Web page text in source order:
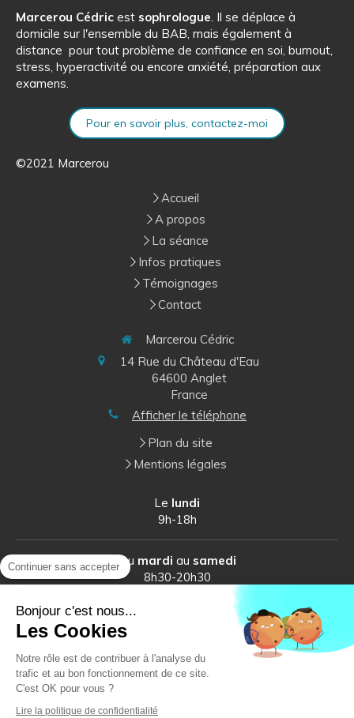
Marcerou Cédric est sophrologue. Il se déplace à
domicile sur l'ensemble du BAB, mais également à
distance pour tout problème de confiance en soi, burnout,
stress, hyperactivité ou encore anxiété, préparation aux
examens.
Pour en savoir plus, contactez-moi
©2021 Marcerou
Accueil
A propos
La séance
Infos pratiques
Témoignages
Contact
Marcerou Cédric
14 Rue du Château d'Eau
64600 Anglet
France
Afficher le téléphone
Plan du site
Mentions légales
Le lundi
9h-18h
Du mardi au samedi
8h30-20h30
Continuer sans accepter
Bonjour c'est nous...
Les Cookies
Notre rôle est de contribuer à l'analyse du
trafic et au bon fonctionnement de ce site.
C'est OK pour vous ?
Lire la politique de confidentialité